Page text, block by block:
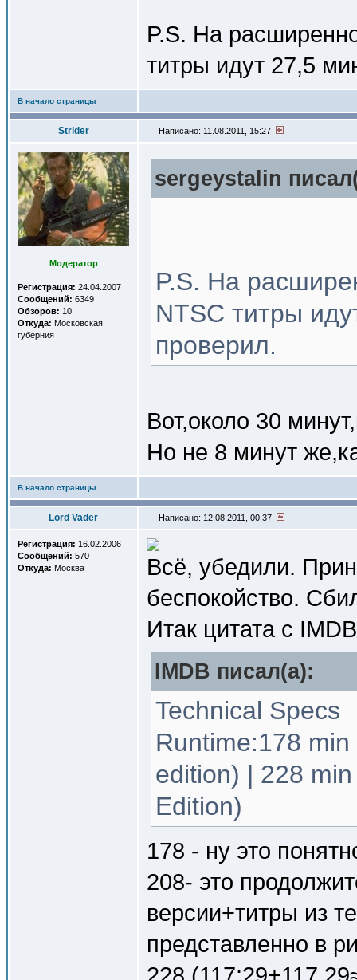
P.S. На
титры идут 27,5
В начало страницы
Strider Написано: 11.08.2011, 15:27
Модератор
Регистрация: 24.04.2007
Сообщений: 6349
Обзоров: 10
Откуда: Московская
губерния
sergeystalin
P.S. На
NTSC титры
проверил.
Вот,около 30
Но не 8 минут
В начало страницы
Lord Vader Написано: 12.08.2011, 00:37
Регистрация: 16.02.2006
Сообщений: 570
Откуда: Москва
Всё, убедили.
беспокойство.
Итак цитата с
IMDB писал(a):
Technical Specs
Runtime:178
edition) | 228
Edition)
178 - ну это
208- это
версии+титры из
представленно в